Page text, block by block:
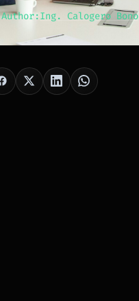
Author:Ing. Calogero Bono